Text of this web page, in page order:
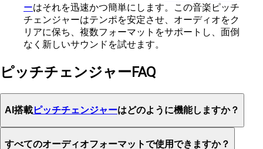
ーはそれを迅速かつ簡単にします。この音楽ピッチ
チェンジャーはテンポを安定させ、オーディオをク
リアに保ち、複数フォーマットをサポートし、面倒
なく新しいサウンドを試せます。
ピッチチェンジャーFAQ
AI搭載ピッチチェンジャーはどのように機能しますか？
すべてのオーディオフォーマットで使用できますか？